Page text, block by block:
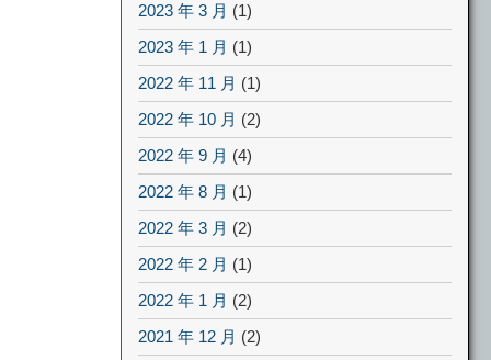
2023 年 3 月 (1)
2023 年 1 月 (1)
2022 年 11 月 (1)
2022 年 10 月 (2)
2022 年 9 月 (4)
2022 年 8 月 (1)
2022 年 3 月 (2)
2022 年 2 月 (1)
2022 年 1 月 (2)
2021 年 12 月 (2)